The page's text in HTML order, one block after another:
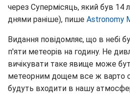
через Супермісяць, який був 14
днями раніше), пише Astronomy
Видання повідомляє, що в небі
п'яти метеорів на годину. Не
вичікувати таке явище може
метеорним дощем все ж варто
будуть входити в нашу